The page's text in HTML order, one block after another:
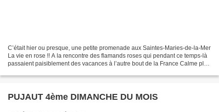
C’était hier ou presque, une petite promenade aux Saintes-Maries-de-la-Mer
La vie en rose !! A la rencontre des flamands roses qui pendant ce temps-là
passaient paisiblement des vacances à l’autre bout de la France Calme plat,
PUJAUT 4ème DIMANCHE DU MOIS